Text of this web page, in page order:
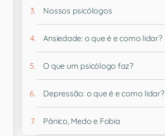
Nossos psicólogos
Ansiedade: o que é e como lidar?
O que um psicólogo faz?
Depressão: o que é e como lidar?
Pânico, Medo e Fobia